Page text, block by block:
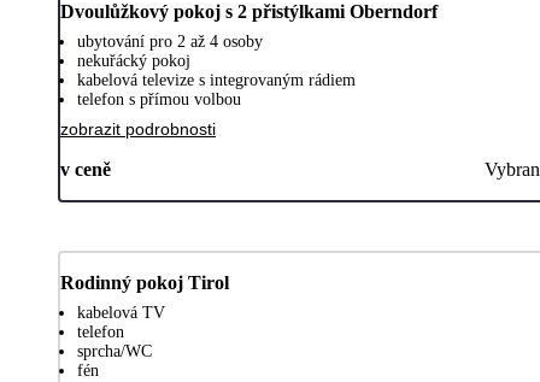
Dvoulůžkový pokoj s 2 přistýlkami Oberndorf
ubytování pro 2 až 4 osoby
nekuřácký pokoj
kabelová televize s integrovaným rádiem
telefon s přímou volbou
zobrazit podrobnosti
v ceně
Rodinný pokoj Tirol
kabelová TV
telefon
sprcha/WC
fén